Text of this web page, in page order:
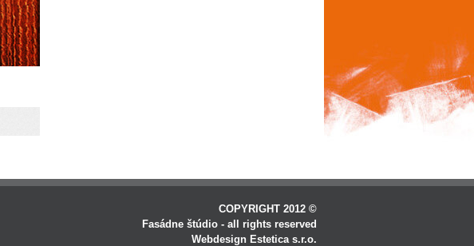
COPYRIGHT 2012 ©
Fasádne štúdio - all rights reserved
Webdesign Estetica s.r.o.